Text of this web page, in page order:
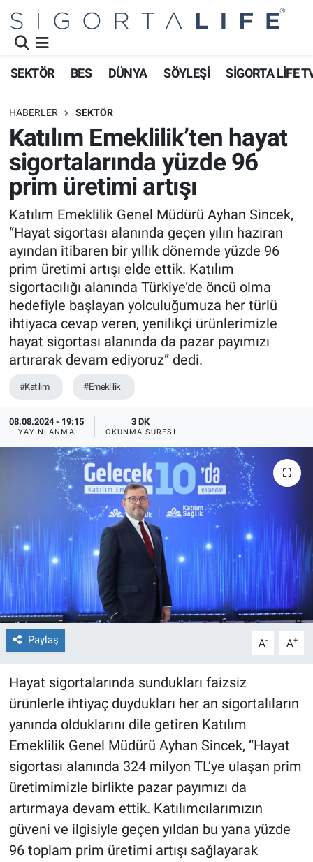
SEKTÖR BES DÜNYA SÖYLEŞİ SİGORTA LİFE
HABERLER SEKTÖR
Katılım Emeklilik’ten hayat
sigortalarında yüzde 96
prim üretimi artışı
Katılım Emeklilik Genel Müdürü Ayhan Sincek,
“Hayat sigortası alanında geçen yılın haziran
ayından itibaren bir yıllık dönemde yüzde 96
prim üretimi artışı elde ettik. Katılım
sigortacılığı alanında Türkiye’de öncü olma
hedefiyle başlayan yolculuğumuza her türlü
ihtiyaca cevap veren, yenilikçi ürünlerimizle
hayat sigortası alanında da pazar payımızı
artırarak devam ediyoruz” dedi.
#Katılım #Emeklilik
08.08.2024 - 19:15
YAYINLANMA
3 DK
OKUNMA SÜRESI
Paylaş A- A+
Hayat sigortalarında sundukları faizsiz
ürünlerle ihtiyaç duydukları her an sigortalıların
yanında olduklarını dile getiren Katılım
Emeklilik Genel Müdürü Ayhan Sincek, “Hayat
sigortası alanında 324 milyon TL’ye ulaşan prim
üretimimizle birlikte pazar payımızı da
artırmaya devam ettik. Katılımcılarımızın
güveni ve ilgisiyle geçen yıldan bu yana yüzde
96 toplam prim üretimi artışı sağlayarak
Namaz Vakitleri
Trafik Durumu
Süper Lig Puan Durumu ve Fikstür
Tüm Manşetler
Son Dakika Haberleri
Haber Arşivi